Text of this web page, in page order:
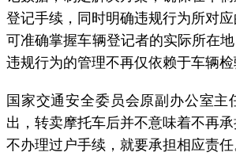
登记手续，同时明确违规行为所对
可准确掌握车辆登记者的实际所在
违规行为的管理不再仅依赖于车辆检
国家交通安全委员会原副办公室主
出，转卖摩托车后并不意味着不再
不办理过户手续，就要承担相应责